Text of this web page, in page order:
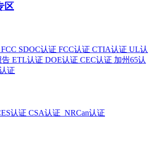
区
FCC SDOC认证 FCC认证 CTIA认证 UL认
告 ETL认证 DOE认证 CEC认证 加州65认
证
认证 CSA认证 NRCan认证